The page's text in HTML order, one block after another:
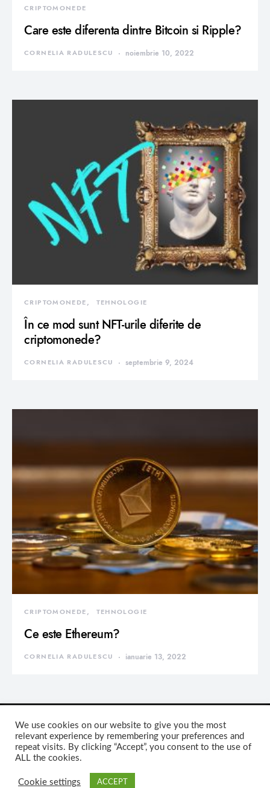
CRIPTOMONEDE
Care este diferenta dintre Bitcoin si Ripple?
CORNELIA RADULESCU noiembrie 10, 2022
CRIPTOMONEDE TEHNOLOGIE
În ce mod sunt NFT-urile diferite de
criptomonede?
CORNELIA RADULESCU septembrie 9, 2024
CRIPTOMONEDE TEHNOLOGIE
Ce este Ethereum?
CORNELIA RADULESCU ianuarie 13, 2022
DEVORATOR MONDEN
We use cookies on our website to give you the most
relevant experience by remembering your preferences and
repeat visits. By clicking “Accept”, you consent to the use of
ALL the cookies.
Cookie settings ACCEPT